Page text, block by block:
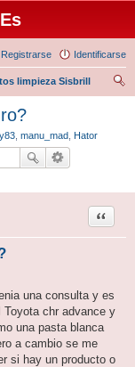
Identificarse
Registrarse
limpieza Sisbrill
manu_mad Hator
Citar
una consulta y es
Toyota chr advance y
una pasta blanca
a cambio se me
si hay un producto o